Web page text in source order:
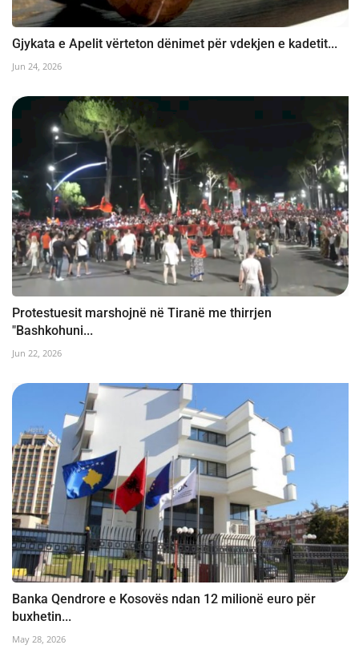
Gjykata e Apelit vërteton dënimet për vdekjen e kadetit...
Jun 24, 2026
Protestuesit marshojnë në Tiranë me thirrjen
"Bashkohuni...
Jun 22, 2026
Banka Qendrore e Kosovës ndan 12 milionë euro për
buxhetin...
May 28, 2026